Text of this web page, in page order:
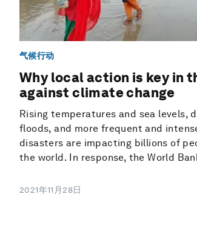
气候行动
Why local action is key in
against climate change
Rising temperatures and sea levels,
floods, and more frequent and
disasters are impacting billions of
the world. In response, the World
2021年11月28日